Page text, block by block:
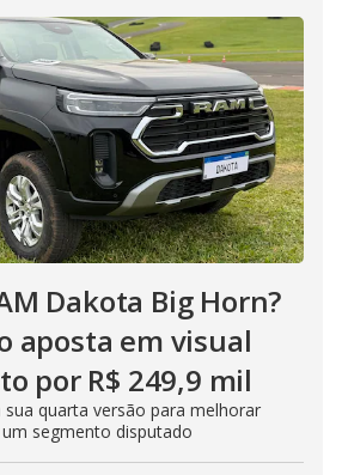
Dakota Big Horn?
aposta em visual
por R$ 249,9 mil
sua quarta versão para melhorar
segmento disputado